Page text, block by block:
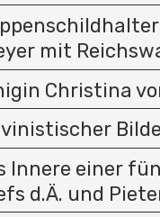
mit
Christina
Innere einer
d.Ä. und